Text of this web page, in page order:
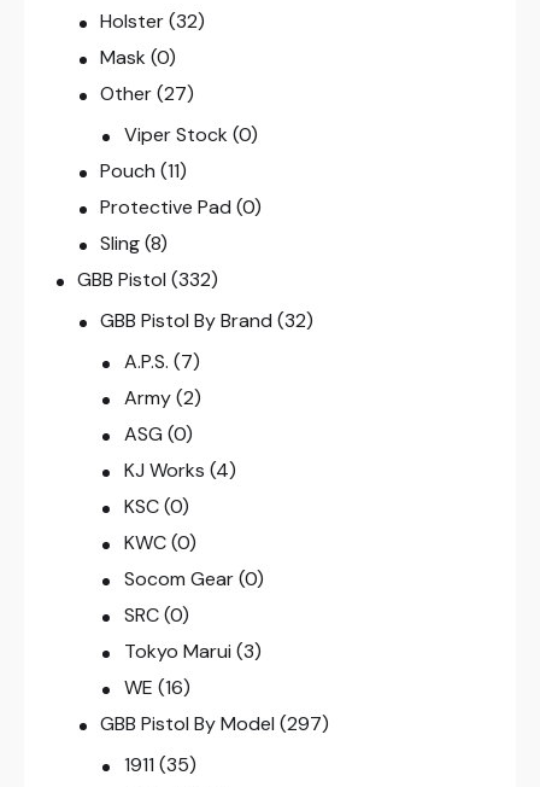
Holster (32)
Mask (0)
Other (27)
Viper Stock (0)
Pouch (11)
Protective Pad (0)
Sling (8)
GBB Pistol (332)
GBB Pistol By Brand (32)
A.P.S. (7)
Army (2)
ASG (0)
KJ Works (4)
KSC (0)
KWC (0)
Socom Gear (0)
SRC (0)
Tokyo Marui (3)
WE (16)
GBB Pistol By Model (297)
1911 (35)